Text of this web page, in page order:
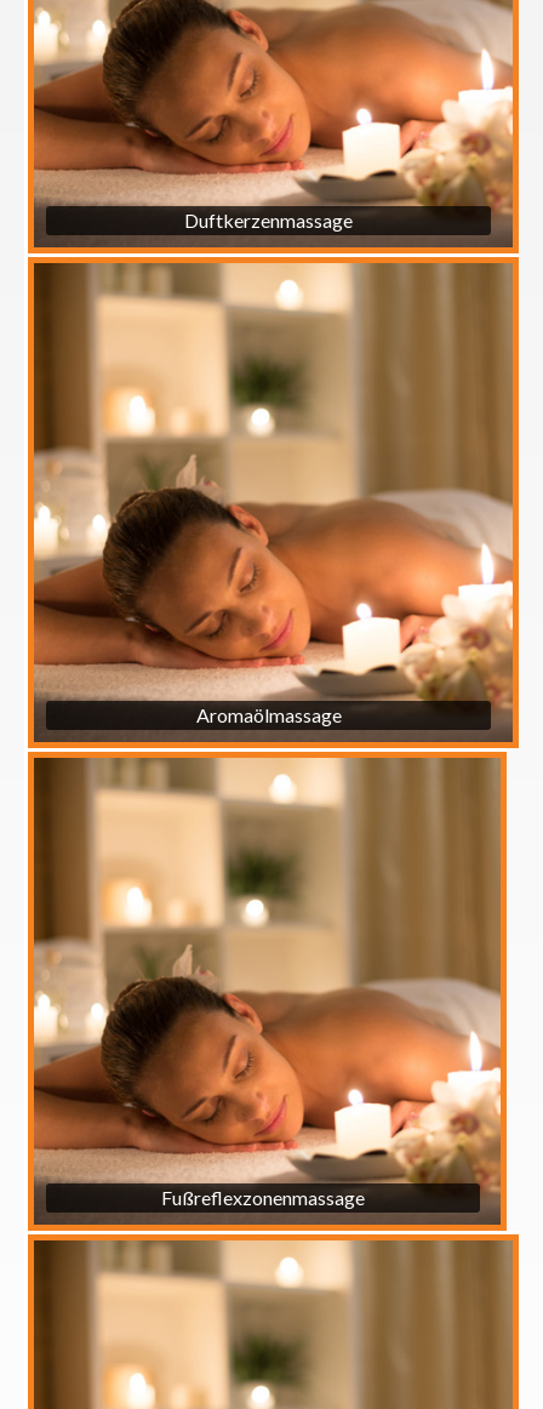
Duftkerzenmassage
Aromaölmassage
Fußreflexzonenmassage